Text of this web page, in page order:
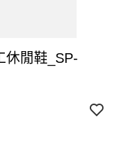
休閒鞋_SP-